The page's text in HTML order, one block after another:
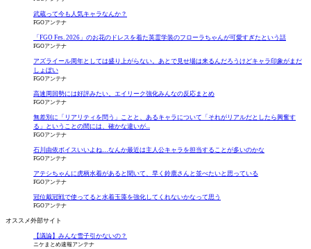
武蔵って今も人気キャラなんか？
FGOアンテナ
「FGO Fes. 2026」のお花のドレスを着た英霊学装のフローラちゃんが可愛すぎたという話
FGOアンテナ
アズライール周年としては盛り上がらない。あとで見せ場は来るんだろうけどキャラ印象がまだ
しょぼい
FGOアンテナ
高速周回勢には好評みたい。エイリーク強化みんなの反応まとめ
FGOアンテナ
無差別に「リアリティを問う」ことと、あるキャラについて「それがリアルだとしたら興奮す
る」ということの間には、確かな違いが...
FGOアンテナ
石川由依ボイスいいよね…なんか最近は主人公キャラを担当することが多いのかな
FGOアンテナ
アテシちゃんに虎柄水着があると聞いて、早く鈴鹿さんと並べたいと思っている
FGOアンテナ
冠位戴冠戦で使ってると水着玉藻を強化してくれないかなって思う
FGOアンテナ
オススメ外部サイト
【議論】みんな雪子引かないの？
ニケまとめ速報アンテナ